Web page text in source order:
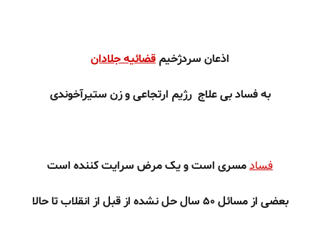
اذعان سردژخیم قضائیه جلادان
به فساد بی علاج رژیم ارتجاعی و زن ستیرآخوندی
فسادمسری است و یک مرض سرایت کننده است
بعضی از مسائل ۵۰ سال حل نشده از قبل از انقلاب تا حالا